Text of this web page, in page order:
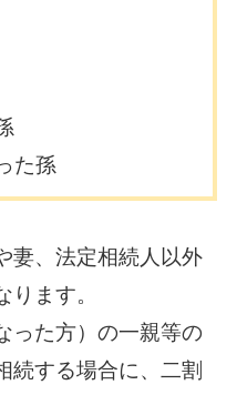
た孫
妻、法定相続人以外
ます。
った方）の一親等の
続する場合に、二割